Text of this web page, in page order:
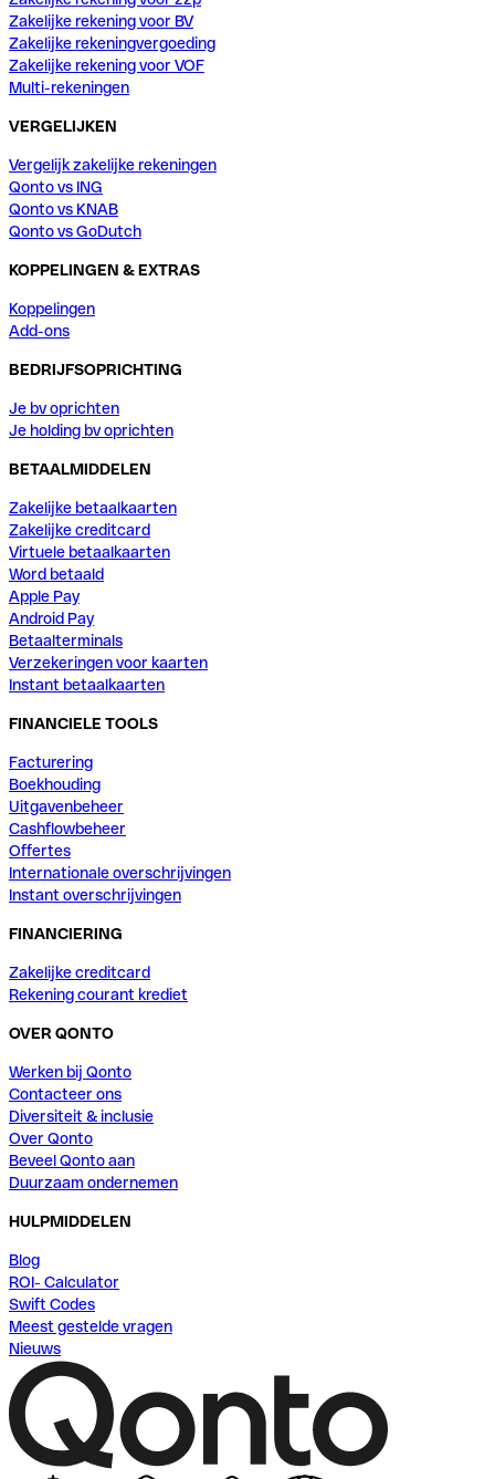
Zakelijke rekening voor BV
Zakelijke rekeningvergoeding
Zakelijke rekening voor VOF
Multi-rekeningen
VERGELIJKEN
Vergelijk zakelijke rekeningen
Qonto vs ING
Qonto vs KNAB
Qonto vs GoDutch
KOPPELINGEN & EXTRAS
Koppelingen
Add-ons
BEDRIJFSOPRICHTING
Je bv oprichten
Je holding bv oprichten
BETAALMIDDELEN
Zakelijke betaalkaarten
Zakelijke creditcard
Virtuele betaalkaarten
Word betaald
Apple Pay
Android Pay
Betaalterminals
Verzekeringen voor kaarten
Instant betaalkaarten
FINANCIELE TOOLS
Facturering
Boekhouding
Uitgavenbeheer
Cashflowbeheer
Offertes
Internationale overschrijvingen
Instant overschrijvingen
FINANCIERING
Zakelijke creditcard
Rekening courant krediet
OVER QONTO
Werken bij Qonto
Contacteer ons
Diversiteit & inclusie
Over Qonto
Beveel Qonto aan
Duurzaam ondernemen
HULPMIDDELEN
Blog
ROI- Calculator
Swift Codes
Meest gestelde vragen
Nieuws